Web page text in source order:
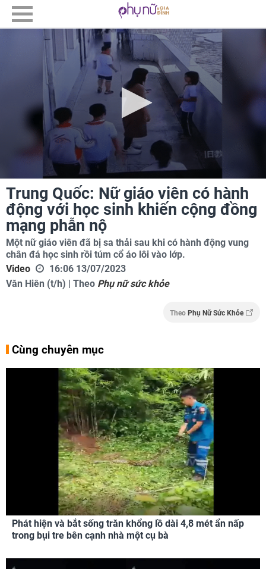
Trung Quốc: Nữ giáo viên có hành
động với học sinh khiến cộng đồng
mạng phẫn nộ
Một nữ giáo viên đã bị sa thải sau khi có hành động vung
chân đá học sinh rồi túm cổ áo lôi vào lớp.
Video
16:06 13/07/2023
Văn Hiên (t/h) | Theo Phụ nữ sức khỏe
Theo Phụ Nữ Sức Khỏe
Cùng chuyên mục
Phát hiện và bắt sống trăn khổng lồ dài 4,8 mét ẩn nấp
trong bụi tre bên cạnh nhà một cụ bà